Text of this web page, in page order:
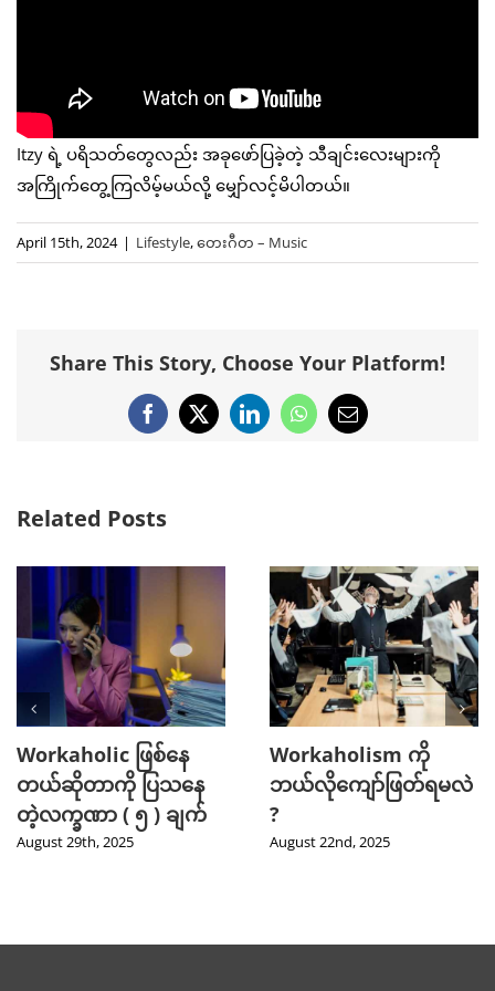
Itzy ရဲ့ ပရိသတ်တွေလည်း အခုဖော်ပြခဲ့တဲ့ သီချင်းလေးများကို
အကြိုက်တွေ့ကြလိမ့်မယ်လို့ မျှော်လင့်မိပါတယ်။
April 15th, 2024 | Lifestyle,တေးဂီတ – Music
Share This Story, Choose Your Platform!
Facebook
X LinkedInWhatsApp
Email
Related Posts
အမျိုးသားတွေ
Skincare Routine မှာ
Invest လုပ်သင့်တဲ့
အကြောင်းအရင်းများ
သြဂုတ်လမှာ သွားရောက်
လည်ပတ်ဖို့ အကောင်း
ဆုံး နေရာ ( 5 ) ခု
August 6th, 2025